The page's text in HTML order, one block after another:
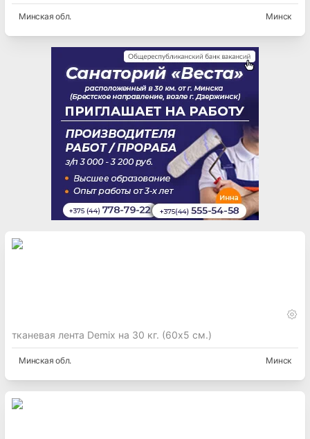
Минская обл. Минск
тканевая лента Demix на 30 кг. (60х5 см.)
Минская обл. Минск